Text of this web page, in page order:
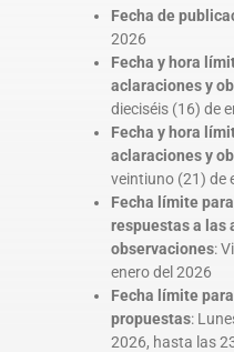
Fecha de
2026
Fecha y hora
aclaraciones y
dieciséis (16) de
Fecha y hora
aclaraciones y
veintiuno (21) de
Fecha límite
respuestas a las
observaciones:
enero del 2026
Fecha límite
propuestas:
2026, hasta las